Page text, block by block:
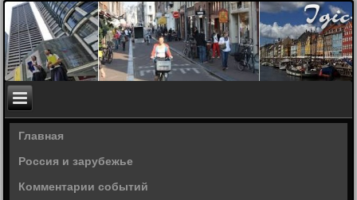
Главная
Россия и зарубежье
Комментарии событий